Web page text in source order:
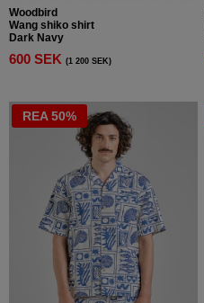
Woodbird
Wang shiko shirt
Dark Navy
600 SEK (1 200 SEK)
REA 50%